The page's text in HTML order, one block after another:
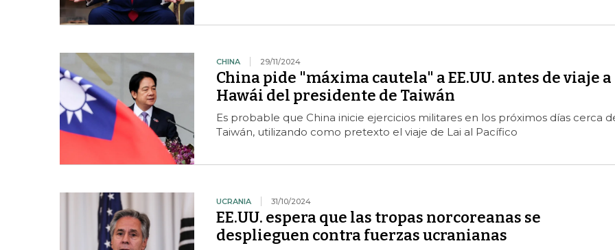
CHINA 29/11/2024
China pide "máxima cautela" a EE.UU. antes de viaje a
Hawái del presidente de Taiwán
Es probable que China inicie ejercicios militares en los próximos días cerca
Taiwán, utilizando como pretexto el viaje de Lai al Pacífico
UCRANIA 31/10/2024
EE.UU. espera que las tropas norcoreanas se
desplieguen contra fuerzas ucranianas